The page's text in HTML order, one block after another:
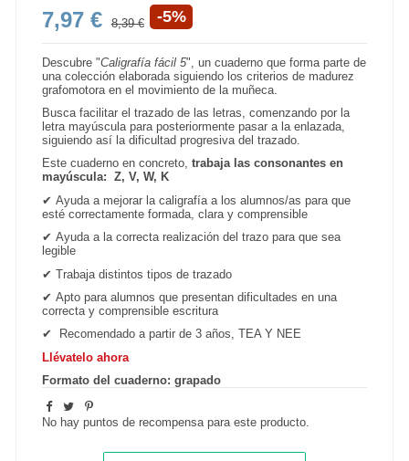
7,97 € 8,39 € -5%
Descubre "Caligrafía fácil 5", un cuaderno que forma parte de
una colección elaborada siguiendo los criterios de madurez
grafomotora en el movimiento de la muñeca.
Busca facilitar el trazado de las letras, comenzando por la
letra mayúscula para posteriormente pasar a la enlazada,
siguiendo así la dificultad progresiva del trazado.
Este cuaderno en concreto,trabaja las consonantes en
mayúscula: Z, V, W, K
✔Ayuda a mejorar la caligrafía a los alumnos/as para que
esté correctamente formada, clara y comprensible
✔Ayuda a la correcta realización del trazo para que sea
legible
✔Trabaja distintos tipos de trazado
✔Apto para alumnos que presentan dificultades en una
correcta y comprensible escritura
✔
Recomendado a partir de 3 años, TEA Y NEE
Llévatelo ahora
Formato del cuaderno: grapado
No hay puntos de recompensa para este producto.